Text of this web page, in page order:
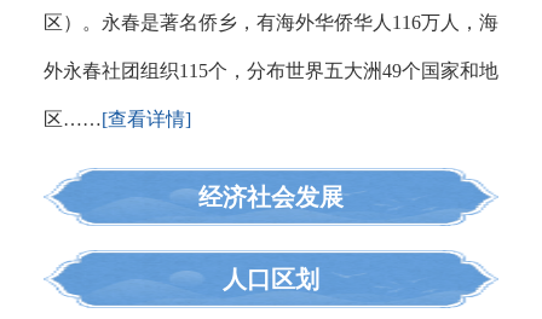
区）。永春是著名侨乡，有海外华侨华人116万人，海
外永春社团组织115个，分布世界五大洲49个国家和地
区……[查看详情]
经济社会发展
人口区划